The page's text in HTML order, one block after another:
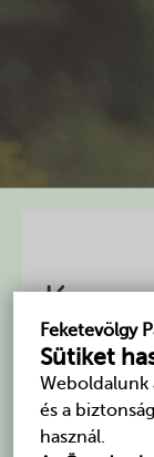
Feketevölgy
Sütiket
Weboldalunk
és a
használ.
A Kemencei
részén a több
nyomvonalán